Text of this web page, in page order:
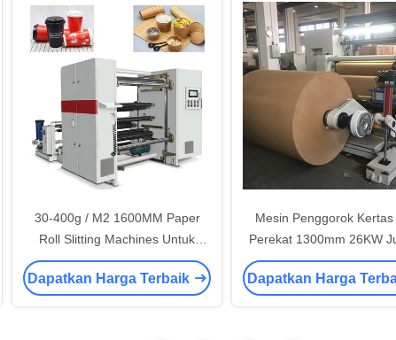
30-400g / M2 1600MM Paper
Roll Slitting Machines Untuk
Makan Siang Makanan
Takeaway Boxes
Dapatkan Harga Terbaik
Mesin Penggorok Kertas
Perekat 1300mm 26KW
Roll Slitter Rewinder
Dapatkan Harga